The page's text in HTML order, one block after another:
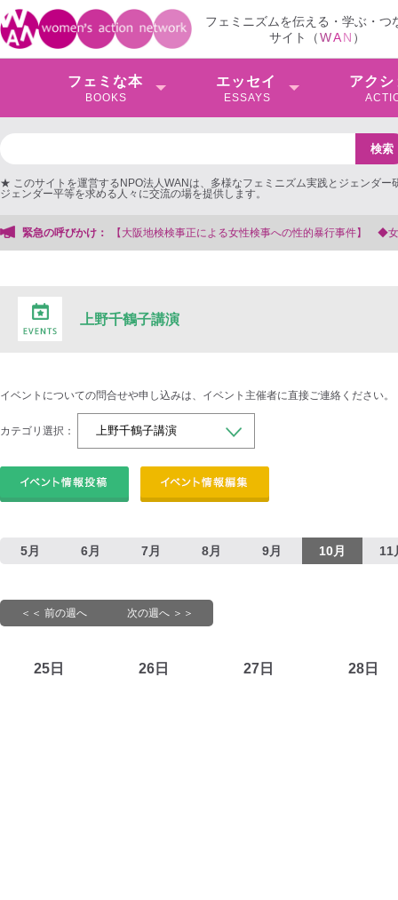
フェミニズムを伝える・学ぶ・つ
サイト（WAN ）
フェミな本
BOOKS
エッセイ
ESSAYS
アクシ
★ このサイトを運営するNPO法人WANは、多様なフェミニズム実践とジェンダー
ジェンダー平等を求める人々に交流の場を提供します。
緊急の呼びかけ：
【大阪地検検事正による女性検事への性的暴行事件】 ◆女性検事を支援
上野千鶴子講演
イベントについての問合せや申し込みは、イベント主催者に直接ご連絡ください。
カテゴリ選択：
5月 6月 7月 8月 9月 10月 11
＜＜ 前の週へ 次の週へ ＞＞
25日 26日 27日 28日